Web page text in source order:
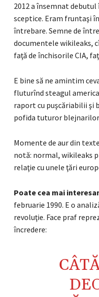
2012 a însemnat
sceptice. Eram fruntaşi
întrebare. Semne de
documentele wikileaks,
faţă de închisorile CIA,
E bine să ne amintim
fluturînd steagul
raport cu puşcăriabilii şi
pofida tuturor
Momente de aur din
notă: normal, wikileaks
relaţie cu unele ţări
Poate cea mai
februarie 1990. E o
revoluţie. Face praf
încredere: